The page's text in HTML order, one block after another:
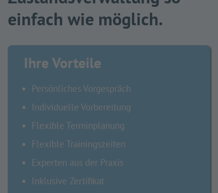
einfach wie möglich.
Ihre Vorteile
Persönliches Vorgespräch
Individuelle Vorbereitung
Flexible Terminplanung
Flexible Trainingszeiten
Experten aus der Praxis
Inklusive Zertifikat